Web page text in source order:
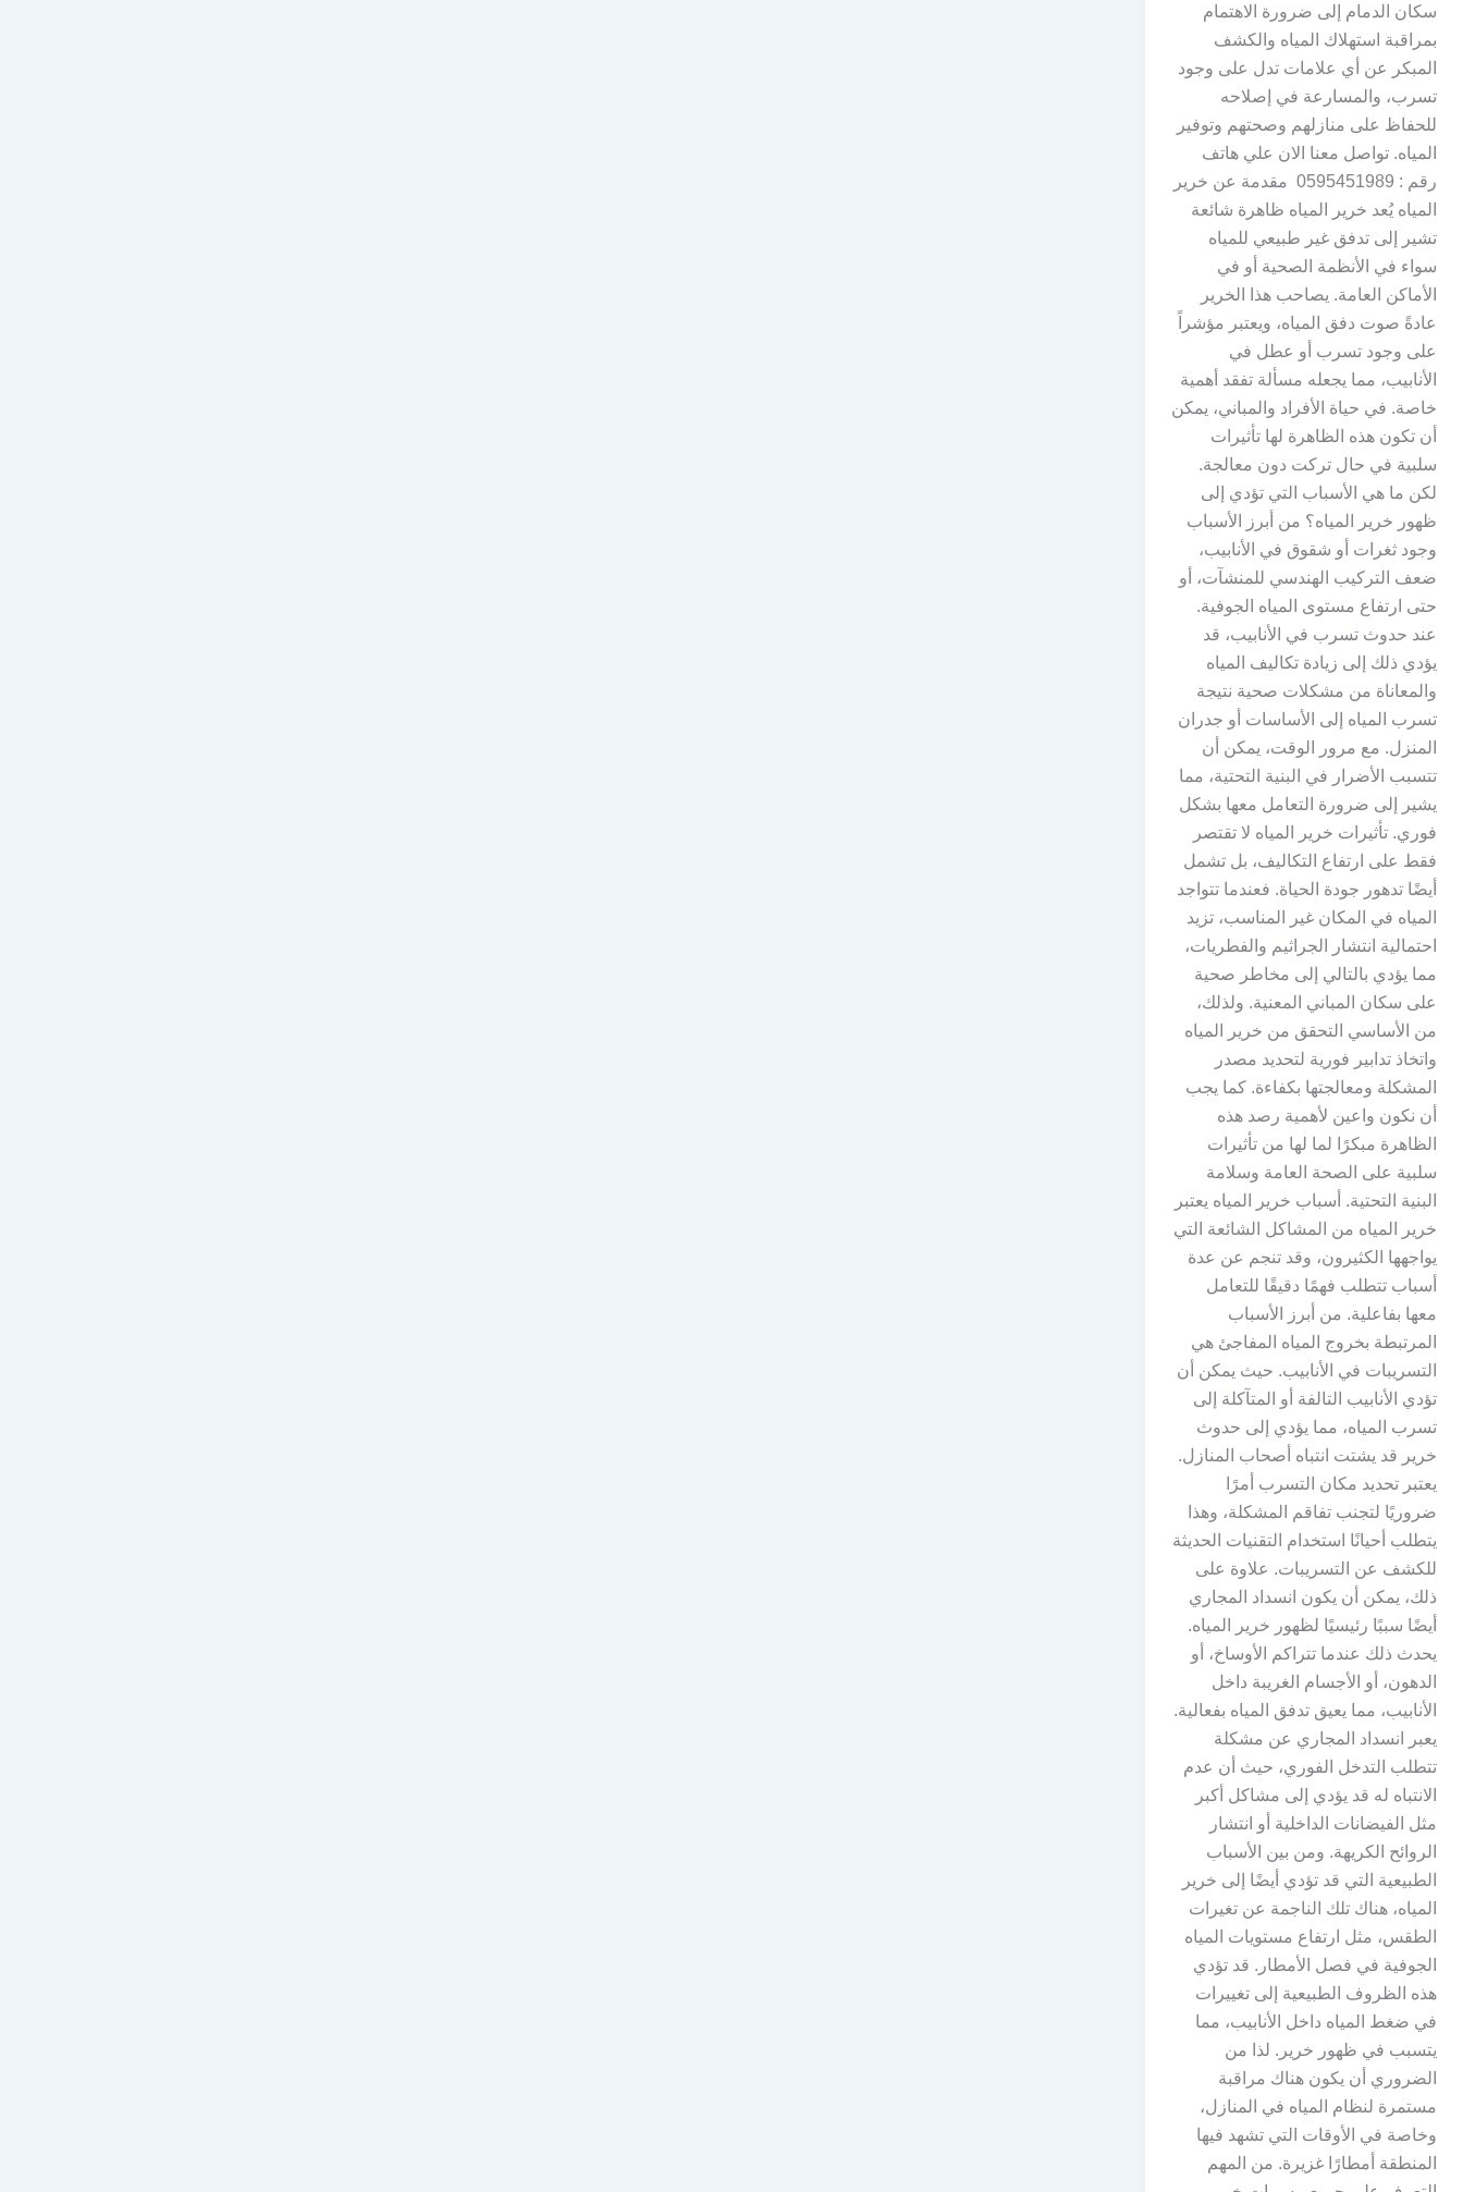
سكان الدمام إلى ضرورة الاهتمام
بمراقبة استهلاك المياه والكشف
المبكر عن أي علامات تدل على وجود
تسرب، والمسارعة في إصلاحه
للحفاظ على منازلهم وصحتهم وتوفير
المياه. تواصل معنا الان علي هاتف
رقم : 0595451989 مقدمة عن خرير
المياه يُعد خرير المياه ظاهرة شائعة
تشير إلى تدفق غير طبيعي للمياه
سواء في الأنظمة الصحية أو في
الأماكن العامة. يصاحب هذا الخرير
عادةً صوت دفق المياه، ويعتبر مؤشراً
على وجود تسرب أو عطل في
الأنابيب، مما يجعله مسألة تفقد أهمية
خاصة. في حياة الأفراد والمباني، يمكن
أن تكون هذه الظاهرة لها تأثيرات
سلبية في حال تركت دون معالجة.
لكن ما هي الأسباب التي تؤدي إلى
ظهور خرير المياه؟ من أبرز الأسباب
وجود ثغرات أو شقوق في الأنابيب،
ضعف التركيب الهندسي للمنشآت، أو
حتى ارتفاع مستوى المياه الجوفية.
عند حدوث تسرب في الأنابيب، قد
يؤدي ذلك إلى زيادة تكاليف المياه
والمعاناة من مشكلات صحية نتيجة
تسرب المياه إلى الأساسات أو جدران
المنزل. مع مرور الوقت، يمكن أن
تتسبب الأضرار في البنية التحتية، مما
يشير إلى ضرورة التعامل معها بشكل
فوري. تأثيرات خرير المياه لا تقتصر
فقط على ارتفاع التكاليف، بل تشمل
أيضًا تدهور جودة الحياة. فعندما تتواجد
المياه في المكان غير المناسب، تزيد
احتمالية انتشار الجراثيم والفطريات،
مما يؤدي بالتالي إلى مخاطر صحية
على سكان المباني المعنية. ولذلك،
من الأساسي التحقق من خرير المياه
واتخاذ تدابير فورية لتحديد مصدر
المشكلة ومعالجتها بكفاءة. كما يجب
أن نكون واعين لأهمية رصد هذه
الظاهرة مبكرًا لما لها من تأثيرات
سلبية على الصحة العامة وسلامة
البنية التحتية. أسباب خرير المياه يعتبر
خرير المياه من المشاكل الشائعة التي
يواجهها الكثيرون، وقد تنجم عن عدة
أسباب تتطلب فهمًا دقيقًا للتعامل
معها بفاعلية. من أبرز الأسباب
المرتبطة بخروج المياه المفاجئ هي
التسريبات في الأنابيب. حيث يمكن أن
تؤدي الأنابيب التالفة أو المتآكلة إلى
تسرب المياه، مما يؤدي إلى حدوث
خرير قد يشتت انتباه أصحاب المنازل.
يعتبر تحديد مكان التسرب أمرًا
ضروريًا لتجنب تفاقم المشكلة، وهذا
يتطلب أحيانًا استخدام التقنيات الحديثة
للكشف عن التسريبات. علاوة على
ذلك، يمكن أن يكون انسداد المجاري
أيضًا سببًا رئيسيًا لظهور خرير المياه.
يحدث ذلك عندما تتراكم الأوساخ، أو
الدهون، أو الأجسام الغريبة داخل
الأنابيب، مما يعيق تدفق المياه بفعالية.
يعبر انسداد المجاري عن مشكلة
تتطلب التدخل الفوري، حيث أن عدم
الانتباه له قد يؤدي إلى مشاكل أكبر
مثل الفيضانات الداخلية أو انتشار
الروائح الكريهة. ومن بين الأسباب
الطبيعية التي قد تؤدي أيضًا إلى خرير
المياه، هناك تلك الناجمة عن تغيرات
الطقس، مثل ارتفاع مستويات المياه
الجوفية في فصل الأمطار. قد تؤدي
هذه الظروف الطبيعية إلى تغييرات
في ضغط المياه داخل الأنابيب، مما
يتسبب في ظهور خرير. لذا من
الضروري أن يكون هناك مراقبة
مستمرة لنظام المياه في المنازل،
وخاصة في الأوقات التي تشهد فيها
المنطقة أمطارًا غزيرة. من المهم